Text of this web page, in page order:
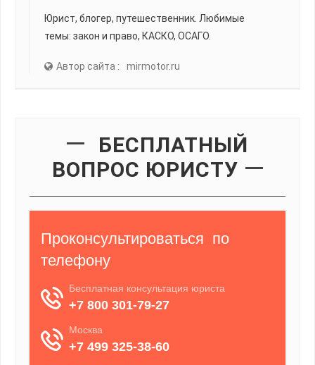
Юрист, блогер, путешественник. Любимые
темы: закон и право, КАСКО, ОСАГО.
Автор сайта : mirmotor.ru
БЕСПЛАТНЫЙ
ВОПРОС ЮРИСТУ